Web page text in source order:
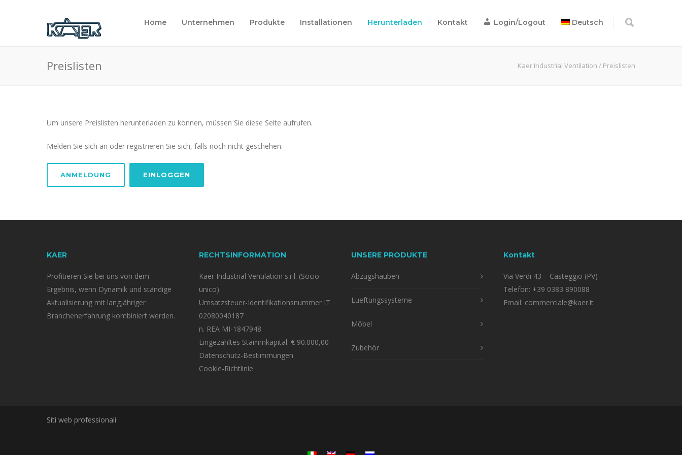
Home Unternehmen Produkte Installationen Herunterladen Kontakt Login/Logout Deutsch
Preislisten Kaer Industrial Ventilation / Preislisten
Um unsere Preislisten herunterladen zu können, müssen Sie diese Seite aufrufen.
Melden Sie sich an oder registrieren Sie sich, falls noch nicht geschehen.
ANMELDUNG EINLOGGEN
KAER
Profitieren Sie bei uns von dem
Ergebnis, wenn Dynamik und ständige
Aktualisierung mit langjähriger
Branchenerfahrung kombiniert werden.
RECHTSINFORMATION
Kaer Industrial Ventilation s.r.l. (Socio
unico)
Umsatzsteuer-Identifikationsnummer IT
02080040187
n. REA MI-1847948
Eingezahltes Stammkapital: € 90.000,00
Datenschutz-Bestimmungen
Cookie-Richtlinie
UNSERE PRODUKTE
Abzugshauben
Lueftungssysteme
Möbel
Zubehör
Kontakt
Via Verdi 43 – Casteggio (PV)
Telefon: +39 0383 890088
Email: commerciale@kaer.it
Siti web professionali